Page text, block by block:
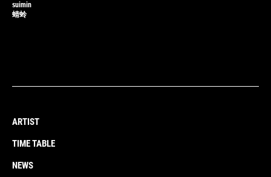
suimin
蜻蛉
ARTIST
TIME TABLE
NEWS